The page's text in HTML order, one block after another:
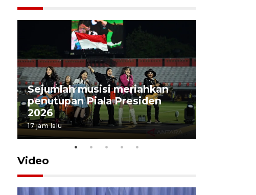
Sejumlah musisi meriahkan
penutupan Piala Presiden
2026
17 jam lalu
Video